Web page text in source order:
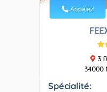
Appelez
3
34000
Spécialité: